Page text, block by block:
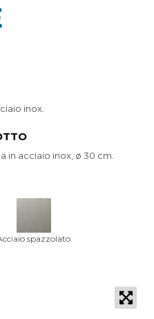
inox.
in acciaio inox, ø 30 cm.
spazzolato